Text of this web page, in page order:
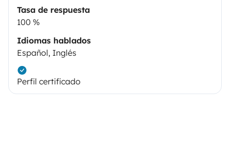
Tasa de respuesta
100 %
Idiomas hablados
Español, Inglés
Perfil certificado